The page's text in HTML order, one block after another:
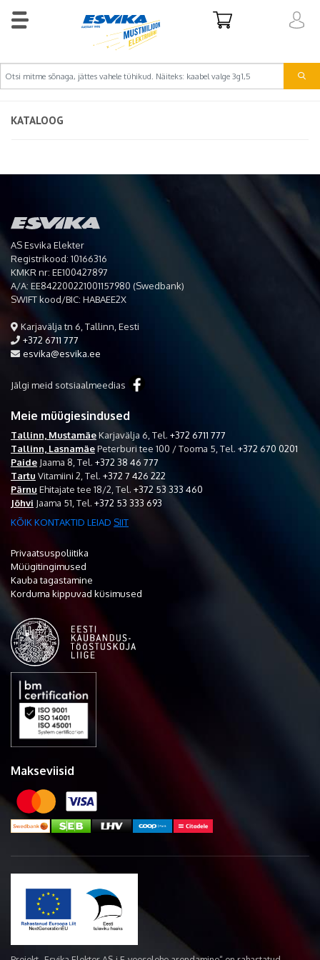
KATALOOG
AS Esvika Elekter
Registrikood: 10166316
KMKR nr: EE100427897
A/A: EE842200221001157980 (Swedbank)
SWIFT kood/BIC: HABAEE2X
Karjavälja tn 6, Tallinn, Eesti
+372 6711 777
esvika@esvika.ee
Jälgi meid sotsiaalmeedias
Meie müügiesindused
Tallinn, MustamäeKarjavälja 6, Tel. +372 6711 777
Tallinn, LasnamäePeterburi tee 100 / Tooma 5, Tel. +372 670 0201
Paide Jaama 8, Tel. +372 38 46 777
Tartu Vitamiini 2, Tel. +372 7 426 222
Pärnu Ehitajate tee 18/2, Tel. +372 53 333 460
Jõhvi Jaama 51, Tel. +372 53 333 693
KÕIK KONTAKTID LEIAD SIIT
Privaatsuspoliitika
Müügitingimused
Kauba tagastamine
Korduma kippuvad küsimused
Makseviisid